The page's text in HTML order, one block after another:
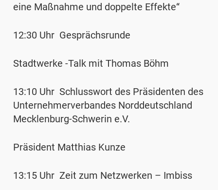
eine Maßnahme und doppelte Effekte“
12:30 Uhr Gesprächsrunde
Stadtwerke -Talk mit Thomas Böhm
13:10 Uhr Schlusswort des Präsidenten des
Unternehmerverbandes Norddeutschland
Mecklenburg-Schwerin e.V.
Präsident Matthias Kunze
13:15 Uhr Zeit zum Netzwerken – Imbiss